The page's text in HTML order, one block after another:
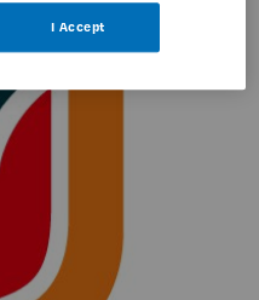
I Accept